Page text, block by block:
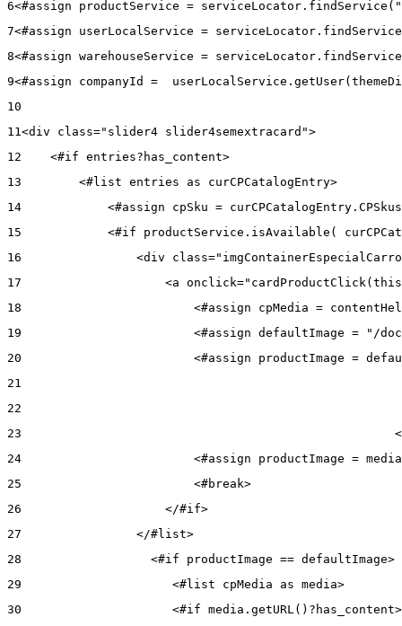
6<#assign productService =
7<#assign userLocalService =
8<#assign warehouseService =
9<#assign companyId =
10
11 <div class="slider4 slider4semextracard">
12
    <#if entries?has_content>
13
        <#list entries as curCPCatalogEntry>
14
<#assign cpSku =
15
<#if productService.isAvailable(
16
<div
17
<a
18
<#assign cpMedia =
19
<#assign defaultImage = "/
20
<#assign productImage =
21
22
23
24
<#assign productImage =
25
                        <#break>
26
                    </#if>
27
                </#list>
28
                  <#if productImage == defaultImage>
29
                     <#list cpMedia as media>
30
<#if